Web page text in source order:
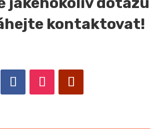
kontaktovat!